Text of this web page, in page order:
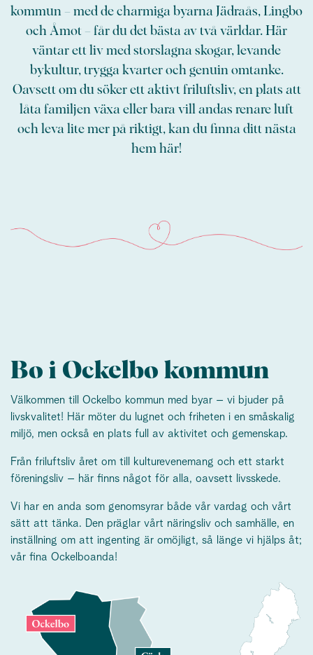
kommun – med de charmiga byarna Jädraås, Lingbo
och Åmot – får du det bästa av två världar. Här
väntar ett liv med storslagna skogar, levande
bykultur, trygga kvarter och genuin omtanke.
Oavsett om du söker ett aktivt friluftsliv, en plats att
låta familjen växa eller bara vill andas renare luft
och leva lite mer på riktigt, kan du finna ditt nästa
hem här!
Bo i Ockelbo kommun
Välkommen till Ockelbo kommun med byar – vi bjuder på
livskvalitet! Här möter du lugnet och friheten i en småskalig
miljö, men också en plats full av aktivitet och gemenskap.
Från friluftsliv året om till kulturevenemang och ett starkt
föreningsliv – här finns något för alla, oavsett livsskede.
Vi har en anda som genomsyrar både vår vardag och vårt
sätt att tänka. Den präglar vårt näringsliv och samhälle, en
inställning om att ingenting är omöjligt, så länge vi hjälps åt;
vår fina Ockelboanda!